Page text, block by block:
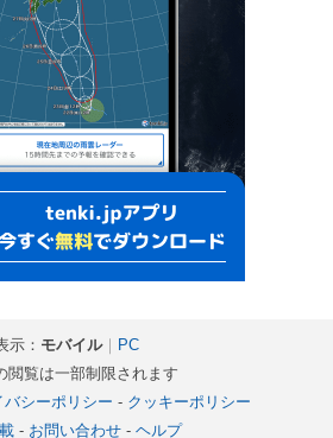
示： モバイル｜ PC
閲覧は一部制限されます
バシーポリシー - クッキーポリシー
- お問い合わせ- ヘルプ